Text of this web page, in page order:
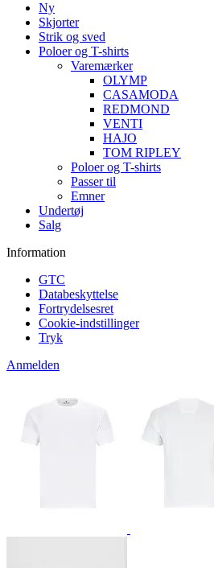
Ny
Skjorter
Strik og sved
Poloer og T-shirts
Varemærker
OLYMP
CASAMODA
REDMOND
VENTI
HAJO
TOM RIPLEY
Poloer og T-shirts
Passer til
Emner
Undertøj
Salg
Information
GTC
Databeskyttelse
Fortrydelsesret
Cookie-indstillinger
Tryk
Anmelden